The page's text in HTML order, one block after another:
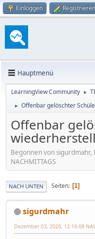
Einloggen Registrieren
Hauptmenü
LearningView Community ►
► Offenbar gelöschter
Offenbar
Begonnen von
NACHMITTAGS
NACH UNTEN Seiten 1
sigurdmahr
Dezember 03, 2020, 12:16:08